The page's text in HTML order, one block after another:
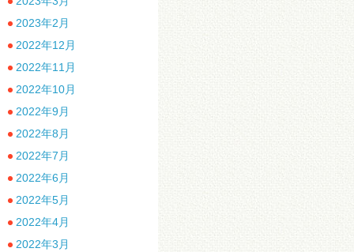
2023年2月
2022年12月
2022年11月
2022年10月
2022年9月
2022年8月
2022年7月
2022年6月
2022年5月
2022年4月
2022年3月